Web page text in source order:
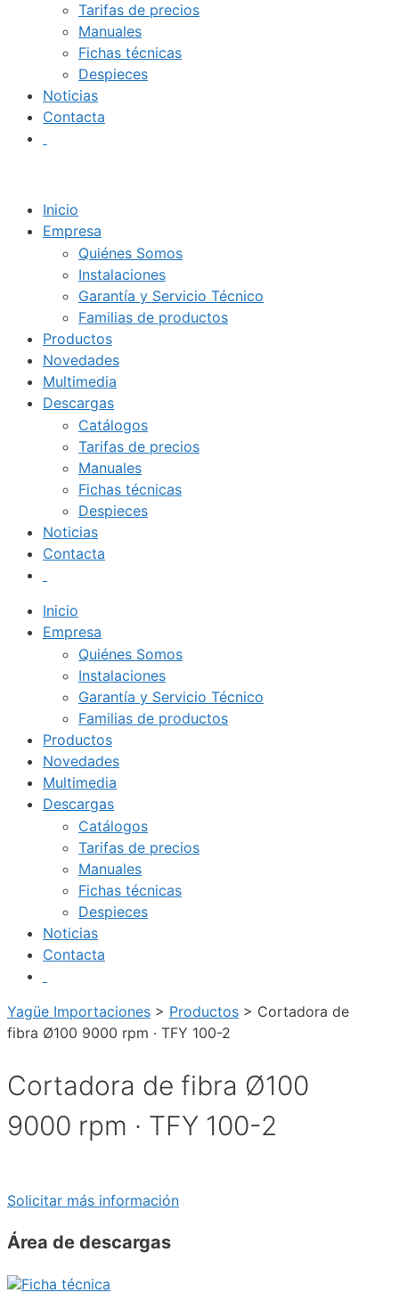
Tarifas de precios
Manuales
Fichas técnicas
Despieces
Noticias
Contacta
Inicio
Empresa
Quiénes Somos
Instalaciones
Garantía y Servicio Técnico
Familias de productos
Productos
Novedades
Multimedia
Descargas
Catálogos
Tarifas de precios
Manuales
Fichas técnicas
Despieces
Noticias
Contacta
Inicio
Empresa
Quiénes Somos
Instalaciones
Garantía y Servicio Técnico
Familias de productos
Productos
Novedades
Multimedia
Descargas
Catálogos
Tarifas de precios
Manuales
Fichas técnicas
Despieces
Noticias
Contacta
Yagüe Importaciones > Productos > Cortadora de
fibra Ø100 9000 rpm · TFY 100-2
Cortadora de fibra Ø100
9000 rpm · TFY 100-2
Solicitar más información
Área de descargas
Ficha técnica